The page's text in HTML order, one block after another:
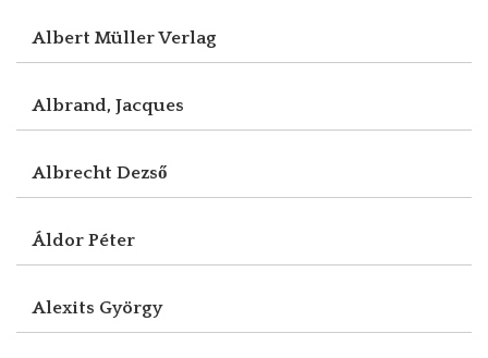
Albert Müller Verlag
Albrand, Jacques
Albrecht Dezső
Áldor Péter
Alexits György